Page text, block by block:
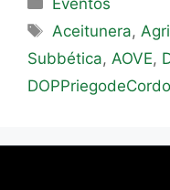
Aceitunera,
Subbética, AOVE,